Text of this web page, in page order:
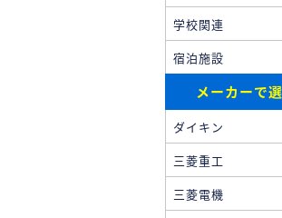
学校関連
宿泊施設
メーカーで
ダイキン
三菱重工
三菱電機